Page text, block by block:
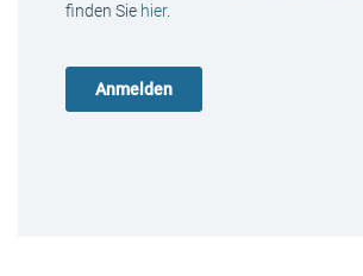
finden Sie hier.